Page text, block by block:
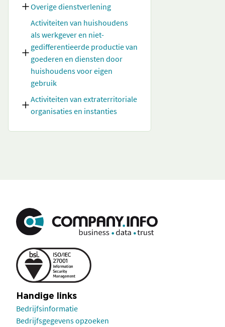
Overige dienstverlening
Activiteiten van huishoudens
als werkgever en niet-
gedifferentieerde productie van
goederen en diensten door
huishoudens voor eigen
gebruik
Activiteiten van extraterritoriale
organisaties en instanties
Handige links
Bedrijfsinformatie
Bedrijfsgegevens opzoeken